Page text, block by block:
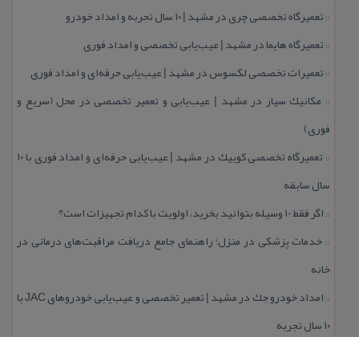
:: تعمیرگاه تخصصی چری در مشهد | ۱۰ سال تجربه و امداد خودرو
:: تعمیرگاه هایما در مشهد | عیب‌یابی تخصصی و امداد فوری
:: تعمیرات تخصصی لكسوس در مشهد | عیب‌یابی حرفه‌ای و امداد فوری
:: مكانیك سیار در مشهد | عیب‌یابی و تعمیر تخصصی در محل (سریع و
فوری)
::
تعمیرگاه تخصصی كوییك در مشهد | عیب‌یابی حرفه‌ای و امداد فوری با ۱۰
سال سابقه
:: اگر فقط 10 وسیله بتوانید بخرید، اولویت با كدام تجهیزات است؟
:: خدمات پزشكی در منزل؛ راهنمای جامع دریافت مراقبت‌های درمانی در
خانه
::
امداد خودرو جك در مشهد | تعمیر تخصصی و عیب‌یابی خودروهای JAC با
۱۰ سال تجربه